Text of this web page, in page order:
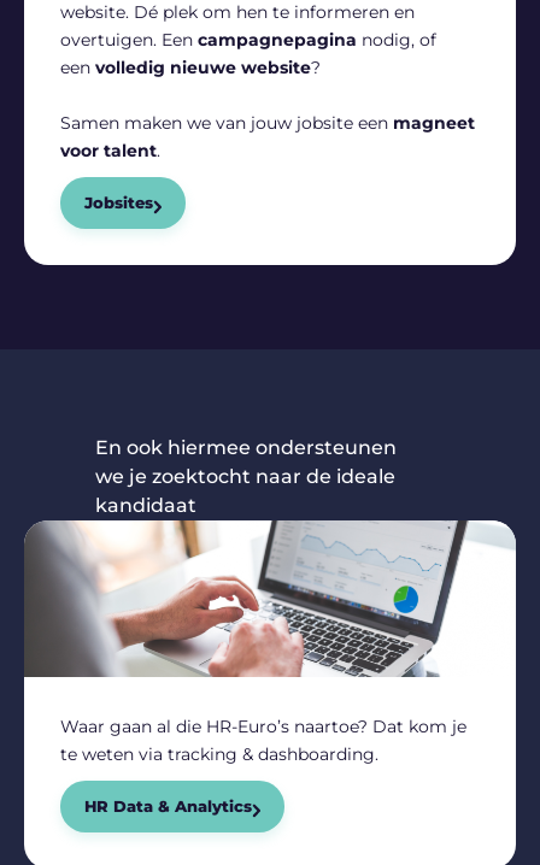
website. Dé plek om hen te informeren en
overtuigen. Een campagnepagina nodig, of
een volledig nieuwe website?
Samen maken we van jouw jobsite een magneet
voor talent.
Jobsites
En ook hiermee ondersteunen
we je zoektocht naar de ideale
kandidaat
Waar gaan al die HR-Euro’s naartoe? Dat kom je
te weten via tracking & dashboarding.
HR Data & Analytics